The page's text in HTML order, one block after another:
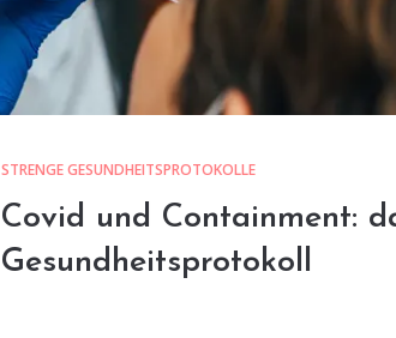
STRENGE GESUNDHEITSPROTOKOLLE
Covid und Containment:
Gesundheitsprotokoll